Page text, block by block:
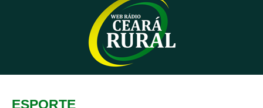
Contato
Sobre
ESPORTE